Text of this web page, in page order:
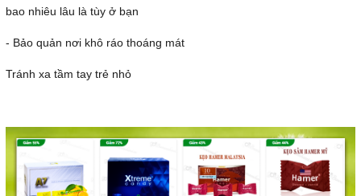
bao nhiêu lâu là tùy ở bạn
- Bảo quản nơi khô ráo thoáng mát
Tránh xa tầm tay trẻ nhỏ